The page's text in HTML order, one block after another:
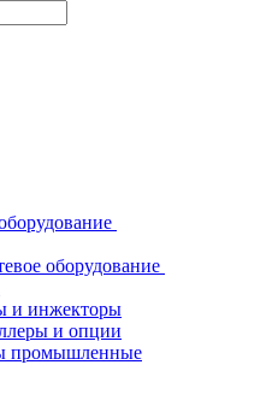
оборудование
и инжекторы
и опции
промышленные